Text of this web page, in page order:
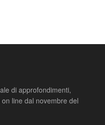
di approfondimenti,
line dal novembre del